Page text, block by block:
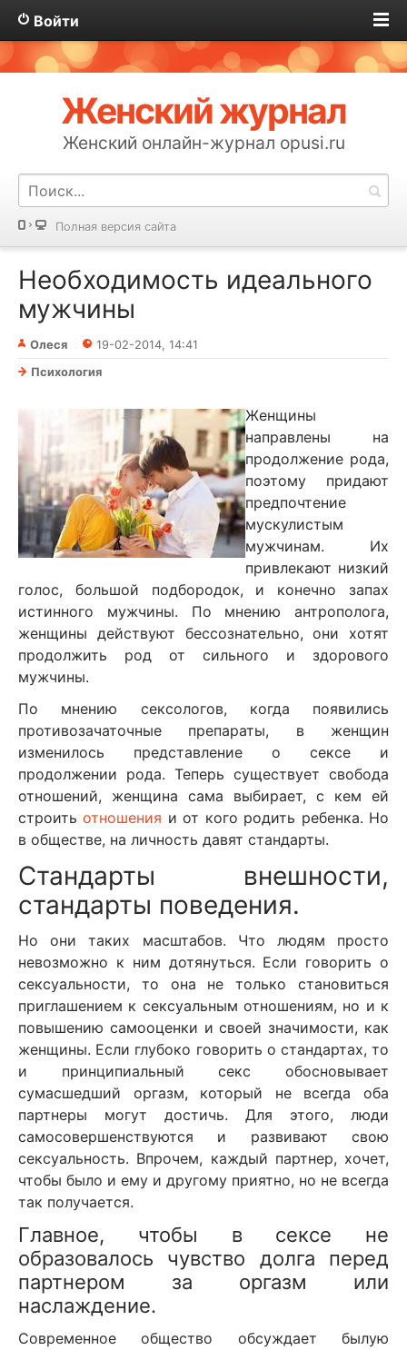
Войти
Женский журнал
Женский онлайн-журнал opusi.ru
Полная версия сайта
Необходимость идеального
мужчины
Олеся
19-02-2014, 14:41
Психология
Женщины
направлены на
продолжение рода,
поэтому придают
предпочтение
мускулистым
мужчинам. Их
привлекают низкий
голос, большой подбородок, и конечно запах
истинного мужчины. По мнению антрополога,
женщины действуют бессознательно, они хотят
продолжить род от сильного и здорового
мужчины.
По мнению сексологов, когда появились
противозачаточные препараты, в женщин
изменилось представление о сексе и
продолжении рода. Теперь существует свобода
отношений, женщина сама выбирает, с кем ей
строитьотношения и от кого родить ребенка. Но
в обществе, на личность давят стандарты.
Стандарты внешности,
стандарты поведения.
Но они таких масштабов. Что людям просто
невозможно к ним дотянуться. Если говорить о
сексуальности, то она не только становиться
приглашением к сексуальным отношениям, но и к
повышению самооценки и своей значимости, как
женщины. Если глубоко говорить о стандартах, то
и принципиальный секс обосновывает
сумасшедший оргазм, который не всегда оба
партнеры могут достичь. Для этого, люди
самосовершенствуются и развивают свою
сексуальность. Впрочем, каждый партнер, хочет,
чтобы было и ему и другому приятно, но не всегда
так получается.
Главное, чтобы в сексе не
образовалось чувство долга перед
партнером за оргазм или
наслаждение.
Современное общество обсуждает былую